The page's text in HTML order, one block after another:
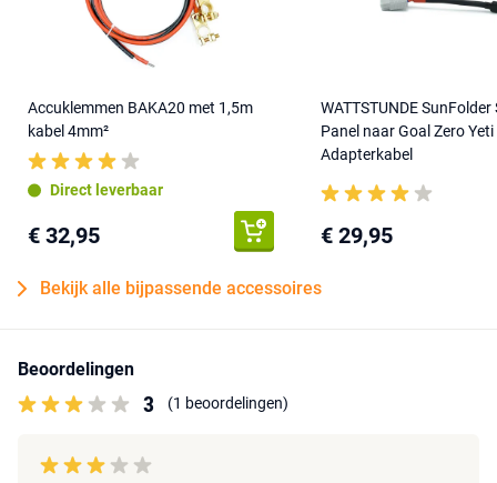
Accuklemmen BAKA20 met 1,5m
kabel 4mm²
Direct leverbaar
€ 32,95
WATTSTUNDE SunFolder
Panel naar Goal Zero Yeti
Adapterkabel
€ 29,95
Bekijk alle bijpassende accessoires
Beoordelingen
3 (1 beoordelingen)